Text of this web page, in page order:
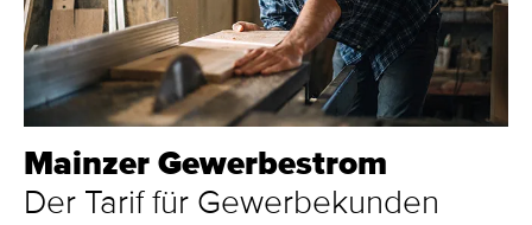
Mainzer Gewerbestrom
Der Tarif für Gewerbekunden